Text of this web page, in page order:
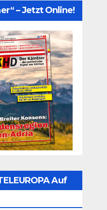
– Jetzt Online!
Auf